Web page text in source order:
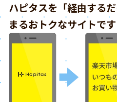
ハピタスを「経由する
まるおトクなサイトです